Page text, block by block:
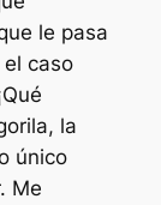
le pasa
caso
la
único
Me